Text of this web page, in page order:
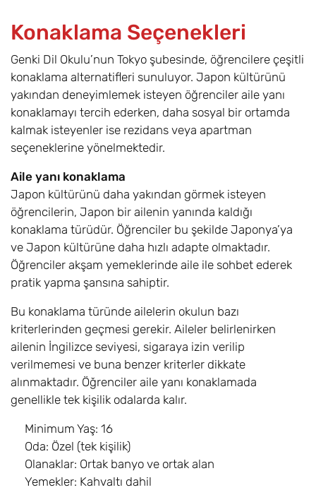
Konaklama Seçenekleri
Genki Dil Okulu’nun Tokyo şubesinde, öğrencilere çeşitli
konaklama alternatifleri sunuluyor. Japon kültürünü
yakından deneyimlemek isteyen öğrenciler aile yanı
konaklamayı tercih ederken, daha sosyal bir ortamda
kalmak isteyenler ise rezidans veya apartman
seçeneklerine yönelmektedir.
Aile yanı konaklama
Japon kültürünü daha yakından görmek isteyen
öğrencilerin, Japon bir ailenin yanında kaldığı
konaklama türüdür. Öğrenciler bu şekilde Japonya’ya
ve Japon kültürüne daha hızlı adapte olmaktadır.
Öğrenciler akşam yemeklerinde aile ile sohbet ederek
pratik yapma şansına sahiptir.
Bu konaklama türünde ailelerin okulun bazı
kriterlerinden geçmesi gerekir. Aileler belirlenirken
ailenin İngilizce seviyesi, sigaraya izin verilip
verilmemesi ve buna benzer kriterler dikkate
alınmaktadır. Öğrenciler aile yanı konaklamada
genellikle tek kişilik odalarda kalır.
Minimum Yaş: 16
Oda: Özel (tek kişilik)
Olanaklar: Ortak banyo ve ortak alan
Yemekler: Kahvaltı dahil